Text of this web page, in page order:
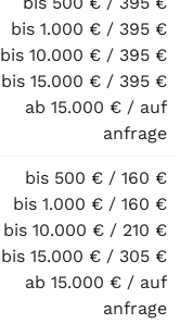
bis 1.000 € / 395 €
bis 10.000 € / 395 €
bis 15.000 € / 395 €
ab 15.000 € / auf
anfrage
bis 500 € / 160 €
bis 1.000 € / 160 €
bis 10.000 € / 210 €
bis 15.000 € / 305 €
ab 15.000 € / auf
anfrage